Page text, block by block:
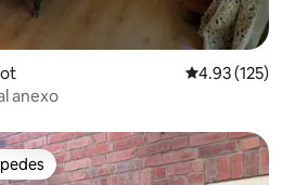
Calificación
4.93 (125)
anexo
preferido